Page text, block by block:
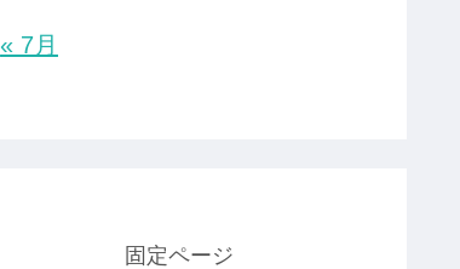
« 7月
固定ページ